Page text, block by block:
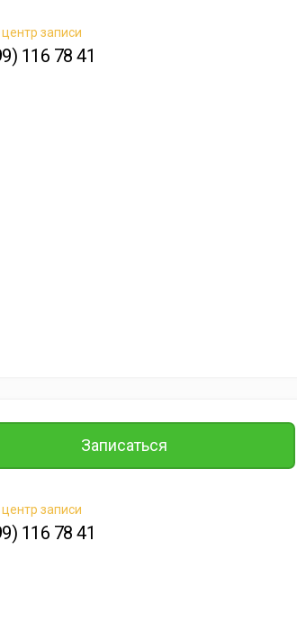
записи
116 78 41
Записаться
записи
116 78 41